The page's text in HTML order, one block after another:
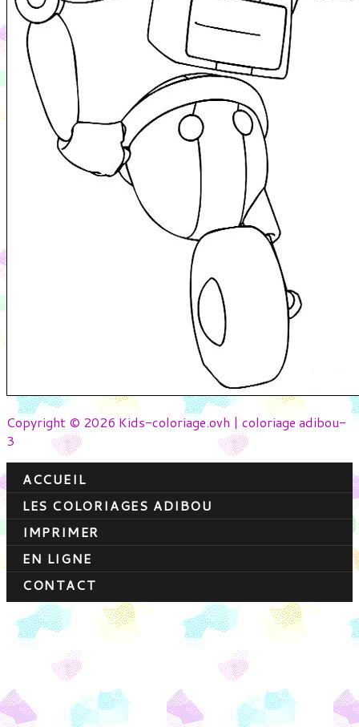
Copyright © 2026 Kids-coloriage.ovh | coloriage adibou-
3
ACCUEIL
LES COLORIAGES ADIBOU
IMPRIMER
EN LIGNE
CONTACT